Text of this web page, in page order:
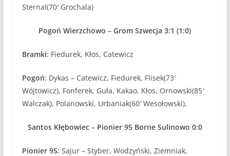
Sternal(70′ Grochala)
Pogoń Wierzchowo – Grom Szwecja 3:1 (1:0)
Bramki: Fiedurek, Kłos, Catewicz
Pogoń: Dykas – Catewicz, Fiedurek, Flisek(73′
Wójtowicz), Fonferek, Guła, Kakao, Kłos, Ornowski(85′
Walczak), Polanowski, Urbaniak(60′ Wesołowski),
Santos Kłębowiec – Pionier 95 Borne Sulinowo 0:0
Pionier 95: Sajur – Styber, Wodzyński, Ziemniak,